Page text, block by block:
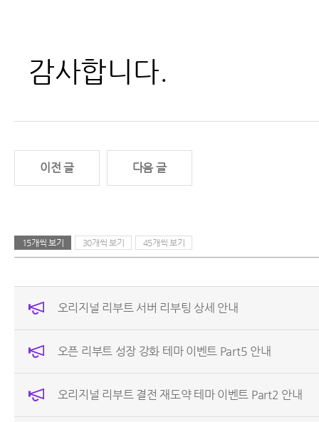
감사합니다.
이전 글 다음 글
15개씩 보기 30개씩 보기 45개씩 보기
오리지널 리부트 서버 리부팅 상세 안내
오픈 리부트 성장 강화 테마 이벤트 Part5 안내
오리지널 리부트 결전 재도약 테마 이벤트 Part2 안내